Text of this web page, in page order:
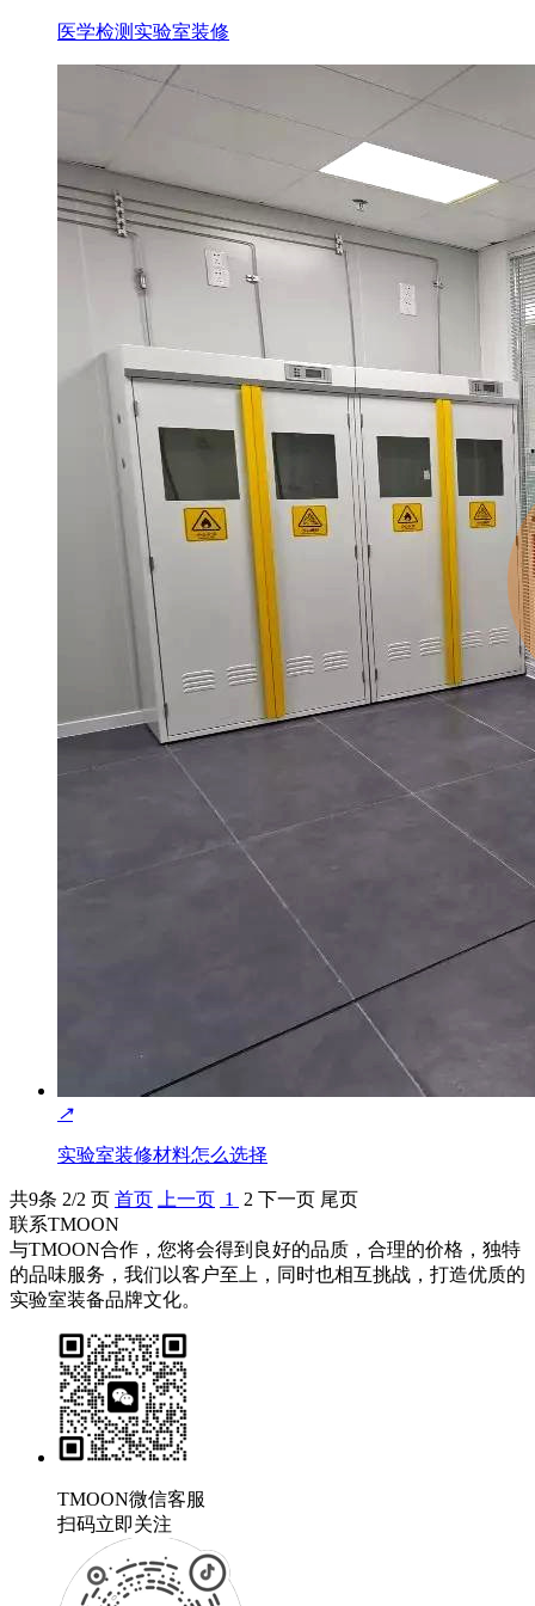
医学检测实验室装修
↗
实验室装修材料怎么选择
共9条 2/2 页 首页 上一页 1 2 下一页 尾页
联系TMOON
与TMOON合作，您将会得到良好的品质，合理的价格，独特
的品味服务，我们以客户至上，同时也相互挑战，打造优质的
实验室装备品牌文化。
TMOON微信客服
扫码立即关注